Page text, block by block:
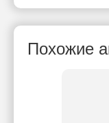
Похожие